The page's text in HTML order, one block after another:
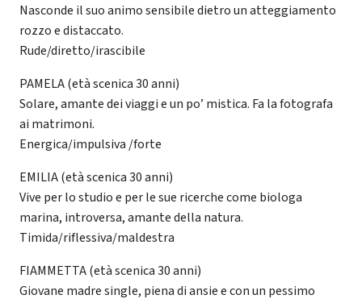
Nasconde il suo animo sensibile dietro un atteggiamento
rozzo e distaccato.
Rude/diretto/irascibile
PAMELA (età scenica 30 anni)
Solare, amante dei viaggi e un po’ mistica. Fa la fotografa
ai matrimoni.
Energica/impulsiva /forte
EMILIA (età scenica 30 anni)
Vive per lo studio e per le sue ricerche come biologa
marina, introversa, amante della natura.
Timida/riflessiva/maldestra
FIAMMETTA (età scenica 30 anni)
Giovane madre single, piena di ansie e con un pessimo